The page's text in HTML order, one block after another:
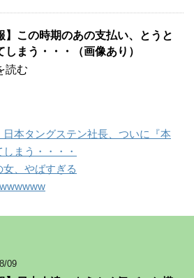
】この時期のあの支払い、とうと
しまう・・・（画像あり）
読む
日本タングステン社長、ついに『本
まう・・・・
女、やばすぎる
09